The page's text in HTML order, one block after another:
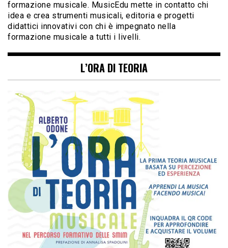
formazione musicale. MusicEdu mette in contatto chi
idea e crea strumenti musicali, editoria e progetti
didattici innovativi con chi è impegnato nella
formazione musicale a tutti i livelli.
L’ORA DI TEORIA